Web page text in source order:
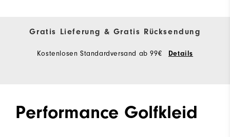
Gratis Lieferung & Gratis Rücksendung
Kostenlosen Standardversand ab 99€ Details
Performance Golfkleid